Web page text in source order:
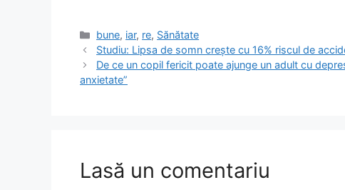
Categorii
bune, iar, re, Sănătate
Studiu: Lipsa de somn crește cu 16% riscul de
De ce un copil fericit poate ajunge un adult cu
anxietate”
Lasă un comentariu